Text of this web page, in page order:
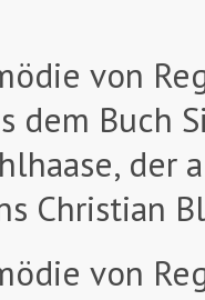
von
dem Buch
der
Christian
von